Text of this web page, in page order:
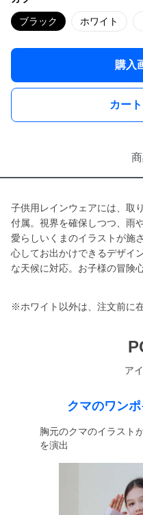
ブラック ホワイト
購入
カー
子供用レインウェアには、取
付属。視界を確保しつつ、雨
愛らしいくまのイラストが施
心してお出かけできるデザイ
な天候に対応。お子様の冒険
※ホワイト以外は、注文前に
ア
クマのワン
胸元のクマのイラスト
を演出